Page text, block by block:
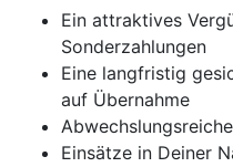
Ein attraktives
Sonderzahlungen
Eine langfristig
auf Übernahme
Einsätze in Deiner